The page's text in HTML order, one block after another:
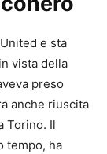
e sta
vista della
preso
anche riuscita
Torino. Il
tempo, ha